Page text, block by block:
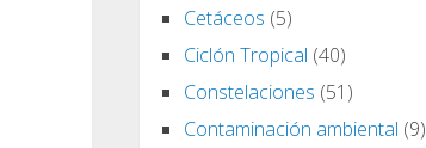
Cetáceos (5)
Ciclón Tropical (40)
Constelaciones (51)
Contaminación ambiental (9)